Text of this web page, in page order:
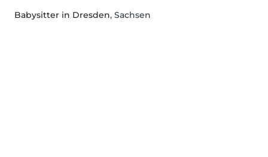
Babysitter in Dresden, Sachsen